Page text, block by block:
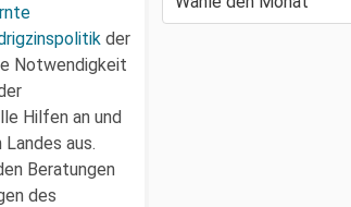
der
Notwendigkeit
Hilfen an und
aus.
Beratungen
des